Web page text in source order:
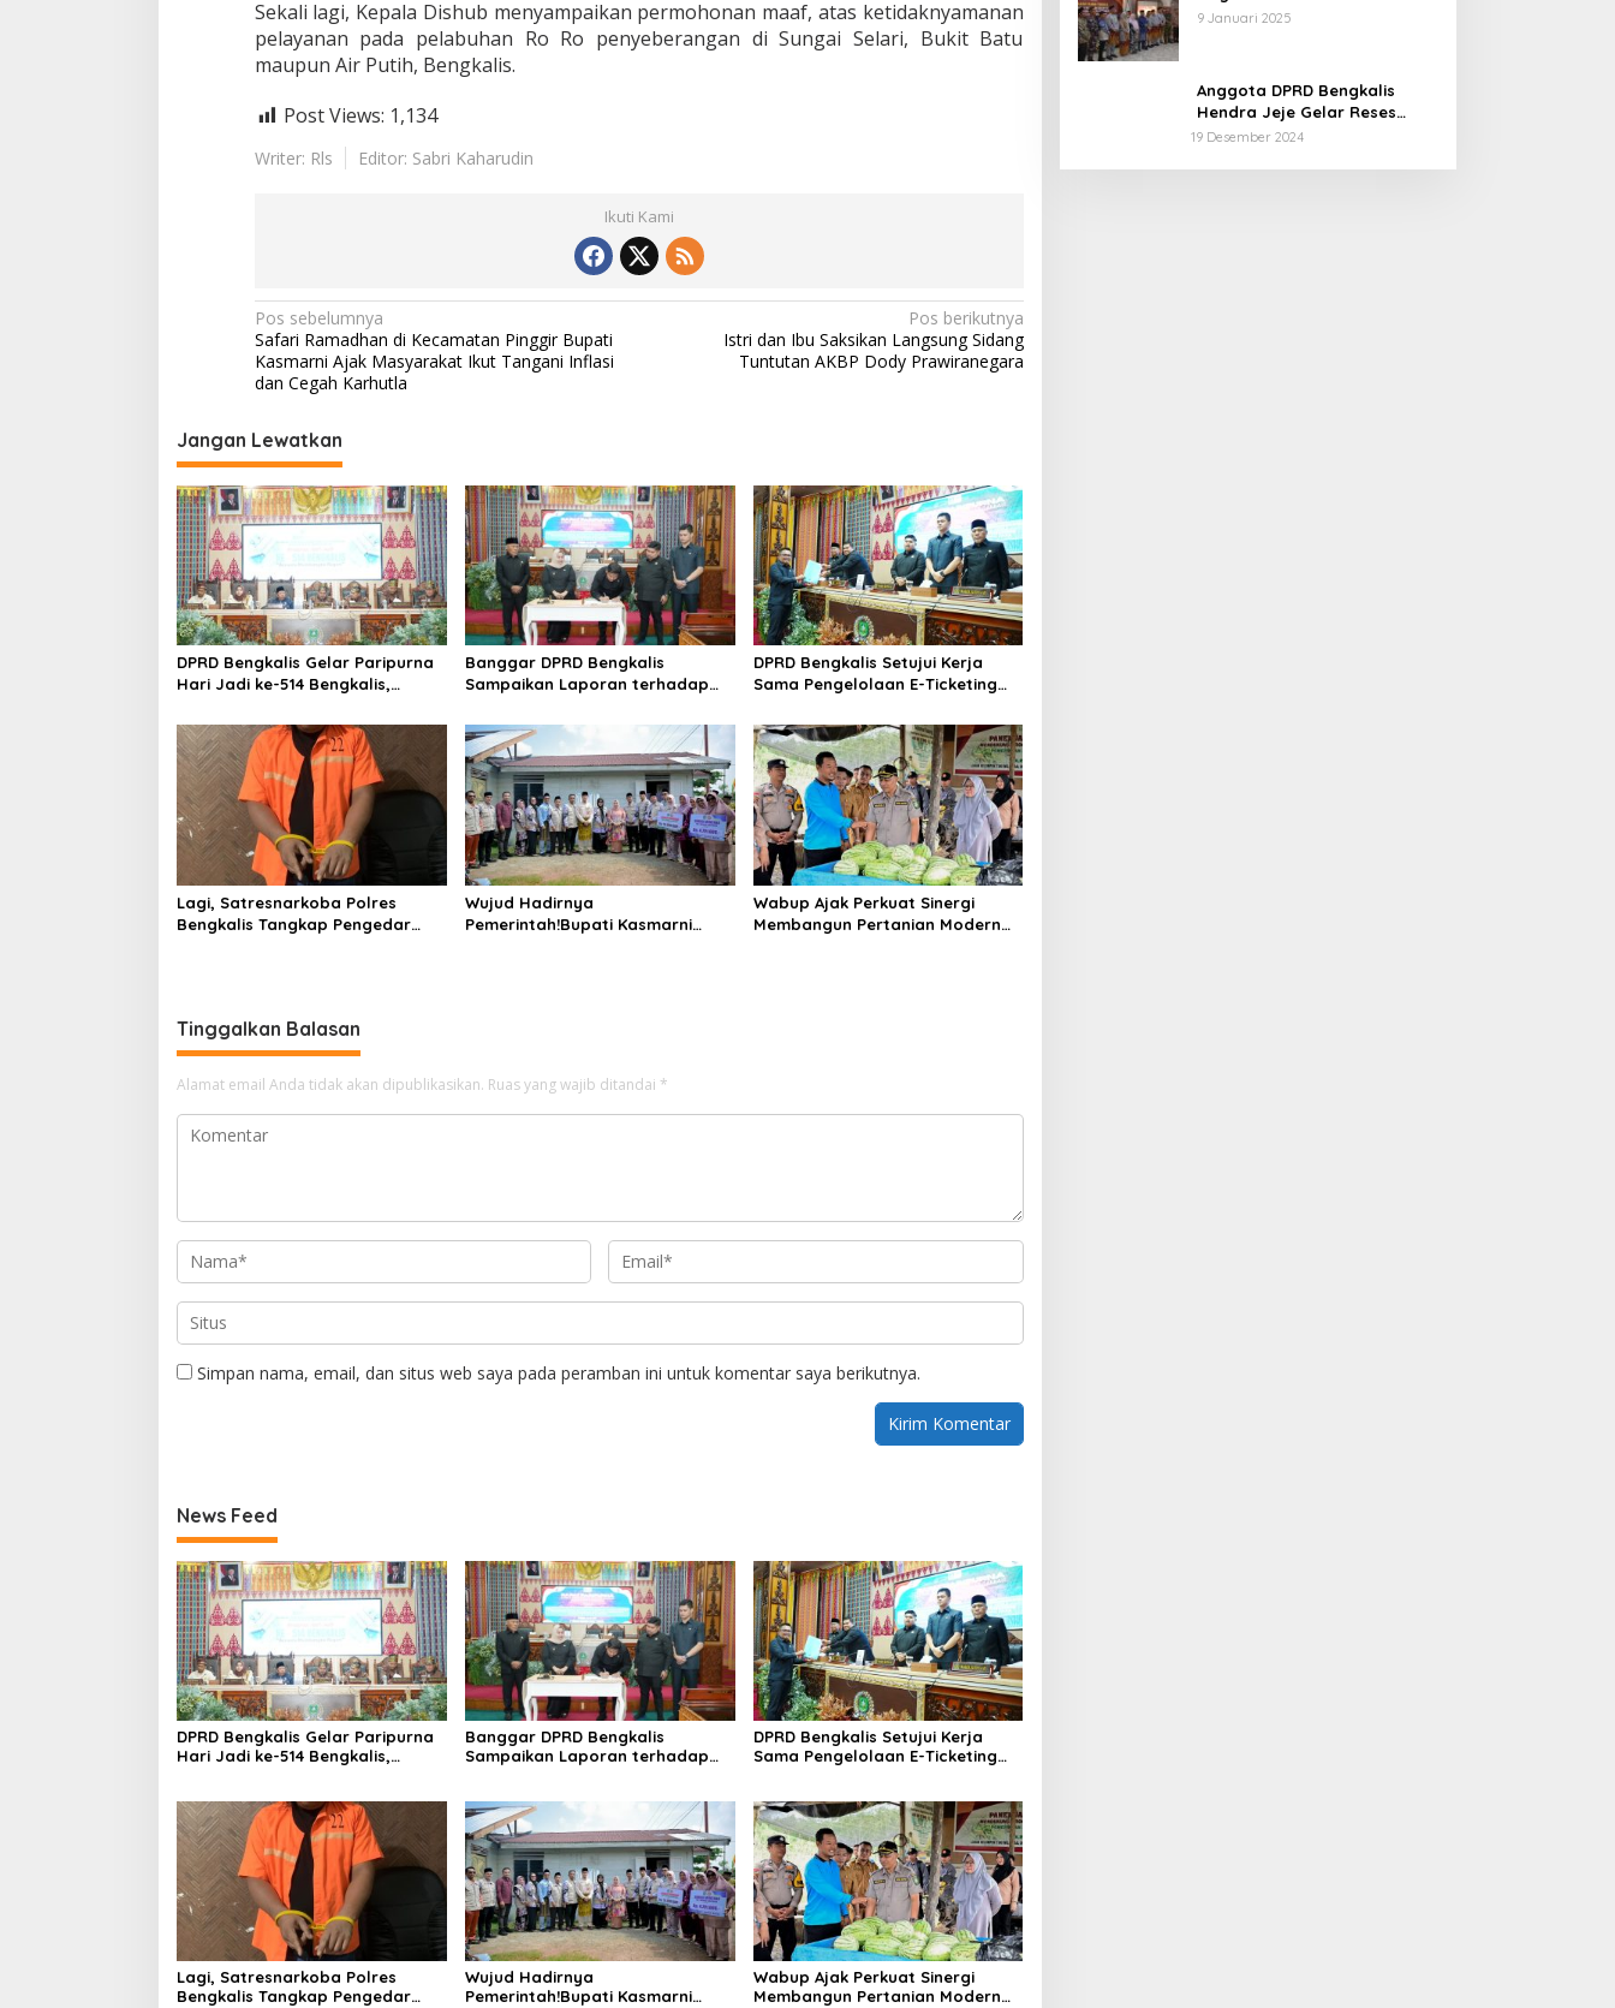
Sekali lagi, Kepala Dishub menyampaikan permohonan maaf, atas ketidaknyamanan
pelayanan pada pelabuhan Ro Ro penyeberangan di Sungai Selari, Bukit Batu
maupun Air Putih, Bengkalis.
Post Views: 1,134
Writer: Rls Editor: Sabri Kaharudin
Ikuti Kami
N
a
v
i
g
a
s
i
p
o
s
Pos sebelumnya
Safari Ramadhan di Kecamatan Pinggir Bupati
Kasmarni Ajak Masyarakat Ikut Tangani Inflasi
dan Cegah Karhutla
Pos berikutnya
Istri dan Ibu Saksikan Langsung Sidang
Tuntutan AKBP Dody Prawiranegara
Jangan Lewatkan
DPRD Bengkalis Gelar Paripurna
Hari Jadi ke-514 Bengkalis,
Negeri Junjungan.
Banggar DPRD Bengkalis
Sampaikan Laporan terhadap
Pelaksanaan APBD Tahun
Anggaran 2025
DPRD Bengkalis Setujui Kerja
Sama Pengelolaan E-Ticketing
Lagi, Satresnarkoba Polres
Bengkalis Tangkap Pengedar
Wujud Hadirnya
Pemerintah!Bupati Kasmarni
Wabup Ajak Perkuat Sinergi
Membangun Pertanian Modern
Tinggalkan Balasan
Alamat email Anda tidak akan dipublikasikan. Ruas yang wajib ditandai *
Simpan nama, email, dan situs web saya pada peramban ini untuk komentar saya berikutnya.
News Feed
DPRD Bengkalis Gelar Paripurna
Hari Jadi ke-514 Bengkalis,
Banggar DPRD Bengkalis
Sampaikan Laporan terhadap
Anggaran 2025
DPRD Bengkalis Setujui Kerja
Sama Pengelolaan E-Ticketing
Lagi, Satresnarkoba Polres
Bengkalis Tangkap Pengedar
Wujud Hadirnya
Pemerintah!Bupati Kasmarni
Wabup Ajak Perkuat Sinergi
Membangun Pertanian Modern
Pemenang Pilkada 2024
9 Januari 2025
Anggota DPRD Bengkalis
Hendra Jeje Gelar Reses
Perdana
19 Desember 2024